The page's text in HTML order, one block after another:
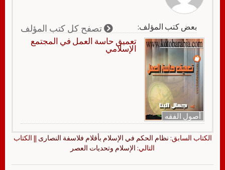
بعض كتب المؤلف: تصفح كل كتب المؤلف
أصول الفقه
تعميق حاسة العمل في المجتمع
الإسلامي
الكتاب السابق: نظام الحكم في الإسلام بأقلام فلاسفة النصارى || الكتاب
التالي: الإسلام وتحديات العصر